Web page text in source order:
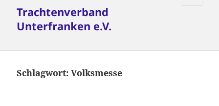
Trachtenverband
Unterfranken e.V.
Schlagwort:Volksmesse